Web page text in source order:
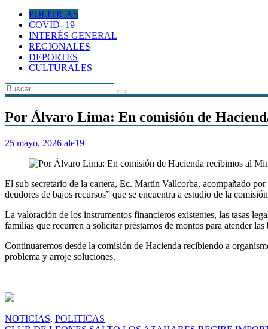
POLITICAS
COVID- 19
INTERÉS GENERAL
REGIONALES
DEPORTES
CULTURALES
Por Álvaro Lima: En comisión de
25 mayo, 2026 ale19
El sub secretario de la cartera, Ec. Martín Vallcorba, acompañado
deudores de bajos recursos” que se encuentra a estudio de la
La valoración de los instrumentos financieros existentes, las tasas
familias que recurren a solicitar préstamos de montos para atender
Continuaremos desde la comisión de Hacienda recibiendo a
problema y arroje soluciones.
NOTICIAS, POLITICAS